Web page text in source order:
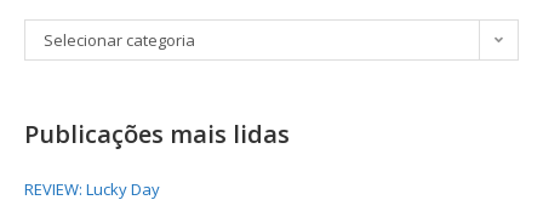
Selecionar categoria
Publicações mais lidas
REVIEW: Lucky Day